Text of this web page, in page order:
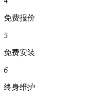
免费报价
5
免费安装
6
终身维护